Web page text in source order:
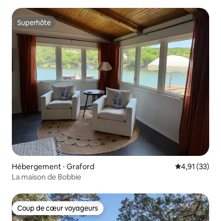
Superhôte
Superhôte
Hébergement ⋅ Graford Évaluation
4,91 (33)
La maison de Bobbie
Coup de cœur voyageurs
Coup de cœur voyageurs